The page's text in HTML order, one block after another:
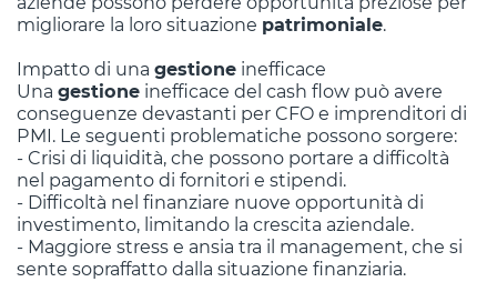
migliorare la loro situazione patrimoniale.
Impatto di una gestione inefficace
Una gestione inefficace del cash flow può avere
conseguenze devastanti per CFO e imprenditori di
PMI. Le seguenti problematiche possono sorgere:
- Crisi di liquidità, che possono portare a difficoltà
nel pagamento di fornitori e stipendi.
- Difficoltà nel finanziare nuove opportunità di
investimento, limitando la crescita aziendale.
- Maggiore stress e ansia tra il management, che si
sente sopraffatto dalla situazione finanziaria.